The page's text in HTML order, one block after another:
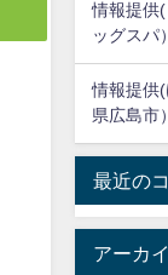
情報提供
ッグスパ
情報提供
県広島市）
最近の
アーカ